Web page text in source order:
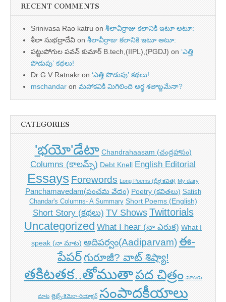
RECENT COMMENTS
Srinivasa Rao katru on శీలావీర్రాజు కలానికి ఇటూ అటూ:
శీలా సుభద్రాదేవి on శీలావీర్రాజు కలానికి ఇటూ అటూ:
పట్టుపోగుల పవన్ కుమార్ B.tech,(IIPL),(PGDJ) on ‘ఎత్తి
పొడుపు’ కథలు!
Dr G V Ratnakr on ‘ఎత్తి పొడుపు’ కథలు!
mschandar on మహాకవికి మిగిలింది అర్ధ శతాబ్దమేనా?
CATEGORIES
'భయో'డేటా Chandrahaasam (చంద్రహాసం)
Columns (కాలమ్స్) Debt Knell English Editorial
Essays Forewords Long Poems (ధీర్గ కవిత) My dairy
Panchamavedam(పంచమ వేదం) Poetry (కవితలు) Satish
Chandar's Columns- A Summary Short Poems (English)
Short Story (కథలు) TV Shows Twittorials
Uncategorized What I hear (నా ఎరుక) What I
speak (నా మాట) ఆదిపర్వం(Aadiparvam) ఈ-
పేపర్గురూజీ? వాట్ శిష్యా!
తకిటతక..తోముతాపద చిత్రం మాటకు
మాట లైట్స్-కెమెరా-రియాక్షన్ సంపాదకీయాలు